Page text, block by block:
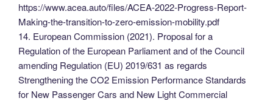
https://www.acea.auto/files/ACEA-2022-Progress-Report-
Making-the-transition-to-zero-emission-mobility.pdf
14. European Commission (2021). Proposal for a
Regulation of the European Parliament and of the Council
amending Regulation (EU) 2019/631 as regards
Strengthening the CO2 Emission Performance Standards
for New Passenger Cars and New Light Commercial